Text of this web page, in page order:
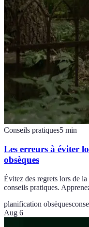
Conseils pratiques5 min
Les erreurs à éviter
obsèques
Évitez des regrets lors de
conseils pratiques.
planification obsèques
Aug 6